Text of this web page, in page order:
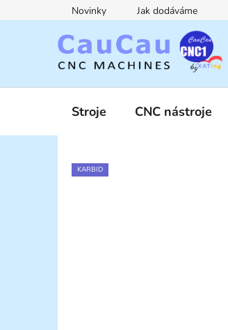
na
Novinky Jak dodáváme
Stroje CNC nástroje
KARBID